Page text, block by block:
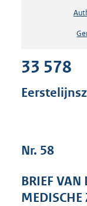
33 578
Nr. 58
BRIEF
MEDISCHE